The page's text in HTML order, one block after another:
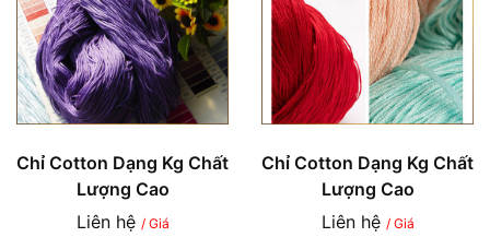
Chỉ Cotton Dạng Kg Chất
Lượng Cao
Liên hệ / Giá
Chỉ Cotton Dạng Kg Chất
Lượng Cao
Liên hệ / Giá